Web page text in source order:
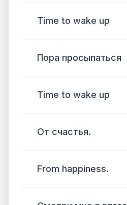
Time to wake up
Пора просыпаться
Time to wake up
От счастья.
From happiness.